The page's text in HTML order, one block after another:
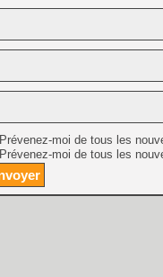
Prévenez-moi de tous les
Prévenez-moi de tous les